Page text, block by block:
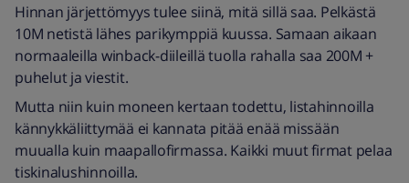
Hinnan järjettömyys tulee siinä, mitä sillä saa. Pelkästä
10M netistä lähes parikymppiä kuussa. Samaan aikaan
normaaleilla winback-diileillä tuolla rahalla saa 200M +
puhelut ja viestit.
Mutta niin kuin moneen kertaan todettu, listahinnoilla
kännykkäliittymää ei kannata pitää enää missään
muualla kuin maapallofirmassa. Kaikki muut firmat pelaa
tiskinalushinnoilla.